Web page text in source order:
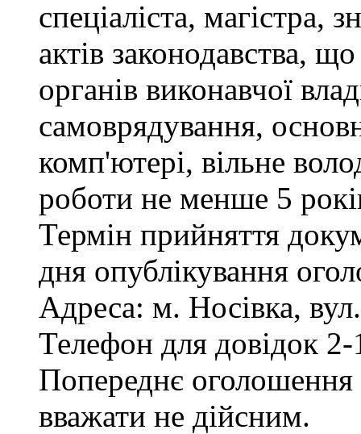
спеціаліста, магістра,
актів законодавства,
органів виконавчої
самоврядування,
комп'ютері, вільне
роботи не менше 5
Термін прийняття
дня опублікування
Адреса: м. Носівка,
Телефон для довідок
Попереднє
вважати не дійсним.